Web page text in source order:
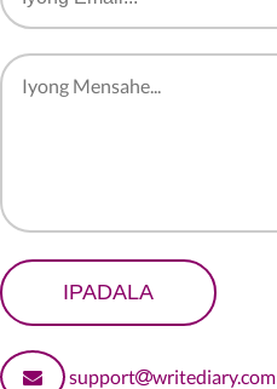
support writediary.com